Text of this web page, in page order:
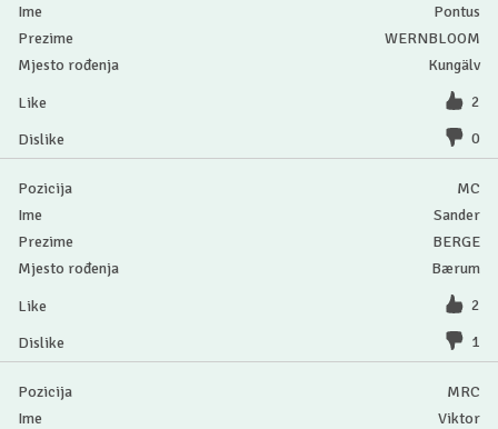
Pontus
WERNBLOOM
Kungälv
2
0
MC
Sander
BERGE
Bærum
2
1
MRC
Viktor